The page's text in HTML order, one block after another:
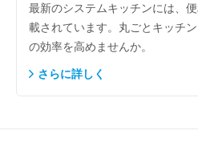
最新のシステムキッチンには、
載されています。丸ごとキッチ
の効率を高めませんか。
さらに詳しく